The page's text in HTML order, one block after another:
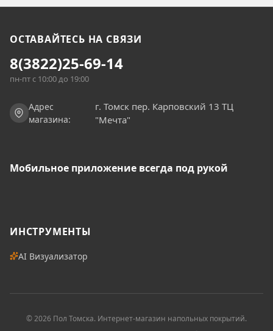
ОСТАВАЙТЕСЬ НА СВЯЗИ
8(3822)25-69-14
пн-пт c 10:00 до 19:00
Адрес
магазина:
г. Томск пер. Карповский 13 ТЦ
"Мечта"
Мобильное приложение всегда под рукой
ИНСТРУМЕНТЫ
AI Визуализатор
©2026 Пол Томска. Интернет-магазин напольных покрытий.